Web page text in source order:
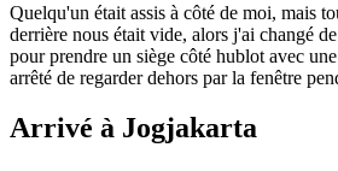
Quelqu'un était assis à côté de moi, mais
derrière nous était vide, alors j'ai changé
pour prendre un siège côté hublot avec
arrêté de regarder dehors par la fenêtre
Arrivé à Jogjakarta